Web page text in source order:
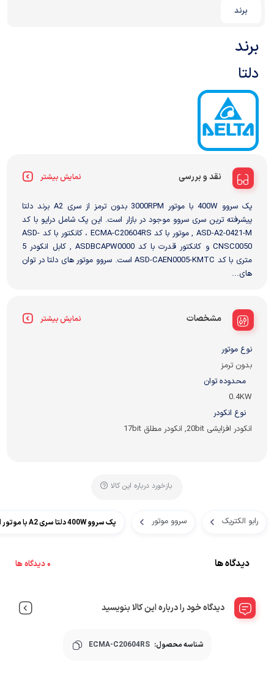
برند
برند
دلتا
نقد و بررسی نمایش بیشتر
پک سروو 400W با موتور 3000RPM بدون ترمز از سری A2 برند دلتا
پیشرفته ترین سری سروو موجود در بازار است. این پک شامل درایو با کد
ASD-A2-0421-M , موتور با کد ECMA-C20604RS ، کانکتور با کد ASD-
CNSC0050 و کانکتور قدرت با کد ASDBCAPW0000 , کابل انکودر 5
متری با کد ASD-CAEN0005-KMTC است. سروو موتور های دلتا در توان
های...
مشخصات نمایش بیشتر
نوع موتور
بدون ترمز
محدوده توان
0.4KW
نوع انکودر
انکودر افزایشی 20bit, انکودر مطلق 17bit
بازخورد درباره این کالا
رابو الکتریک سروو موتور پک سروو 400W دلتا سری A2 با موتور 3000RPM
دیدگاه ها 0 دیدگاه ها
دیدگاه خود را درباره این کالا بنویسید
شناسه محصول: ECMA-C20604RS